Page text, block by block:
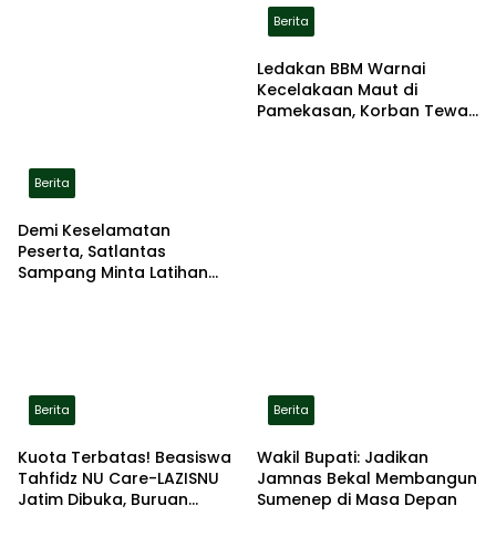
Berita
Demi Keselamatan
Peserta, Satlantas
Sampang Minta Latihan
Berita
Ledakan BBM Warnai
Kecelakaan Maut di
Pamekasan, Korban Tewas
Berita
Kuota Terbatas! Beasiswa
Tahfidz NU Care-LAZISNU
Jatim Dibuka, Buruan
Berita
Wakil Bupati: Jadikan
Jamnas Bekal Membangun
Sumenep di Masa Depan